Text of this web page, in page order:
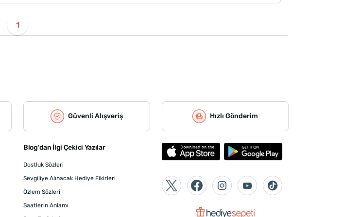
1
Güvenli Alışveriş Hızlı Gönderim
Blog'dan İlgi Çekici Yazılar
Dostluk Sözleri
Sevgiliye Alınacak Hediye Fikirleri
Özlem Sözleri
Saatlerin Anlamı